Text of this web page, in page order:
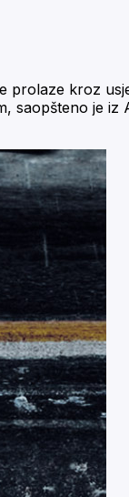
prolaze kroz
saopšteno je